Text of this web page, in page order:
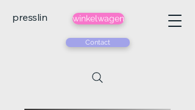
presslin winkelwagen
Contact